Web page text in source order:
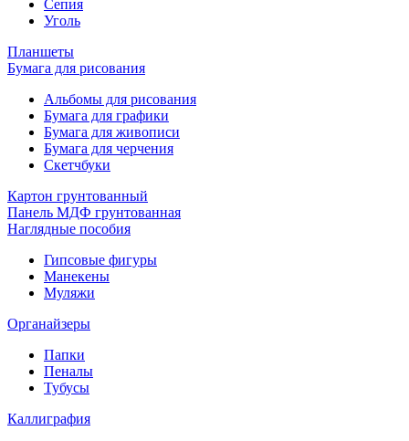
Сепия
Уголь
Планшеты
Бумага для рисования
Альбомы для рисования
Бумага для графики
Бумага для живописи
Бумага для черчения
Скетчбуки
Картон грунтованный
Панель МДФ грунтованная
Наглядные пособия
Гипсовые фигуры
Манекены
Муляжи
Органайзеры
Папки
Пеналы
Тубусы
Каллиграфия